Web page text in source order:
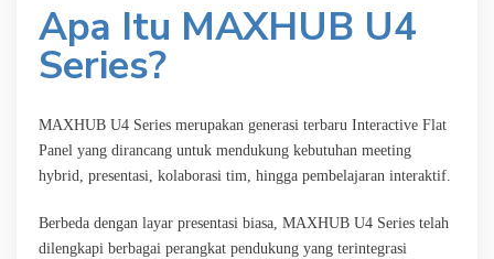
Apa Itu MAXHUB U4
Series?
MAXHUB U4 Series merupakan generasi terbaru Interactive Flat
Panel yang dirancang untuk mendukung kebutuhan meeting
hybrid, presentasi, kolaborasi tim, hingga pembelajaran interaktif.
Berbeda dengan layar presentasi biasa, MAXHUB U4 Series telah
dilengkapi berbagai perangkat pendukung yang terintegrasi